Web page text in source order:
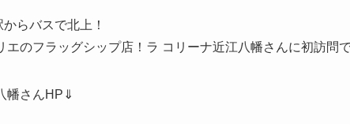
らバスで北上！
エのフラッグシップ店！ラ コリーナ近江八幡さんに初訪問
幡さんHP⇓